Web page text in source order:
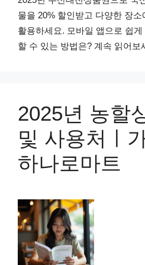
물을 20% 할인받고 다양한 장소
활용하세요. 모바일 앱으로 쉽게
할 수 있는 방법은? 계속 읽어보
2025년 농할
및 사용처ㅣ
하나로마트